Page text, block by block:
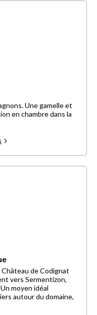
Une gamelle et
en chambre dans la
de Codignat
vers Sermentizon,
moyen idéal
autour du domaine,